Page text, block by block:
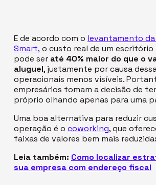
E de acordo com o levantamento
Smart, o custo real de um
pode ser até 40% maior do que o
aluguel, justamente por causa
operacionais menos visíveis.
empresários tomam a decisão de
próprio olhando apenas para uma
Uma boa alternativa para reduzir
operação é ocoworking, que
faixas de valores bem mais
Leia também: Como localizar
sua empresa com endereço fiscal